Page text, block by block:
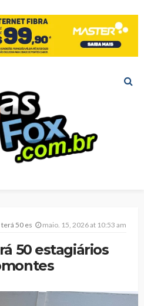
50 estagiários durante a Expomontes
maio. 15, 2026 at 10:53 am
50 estagiários